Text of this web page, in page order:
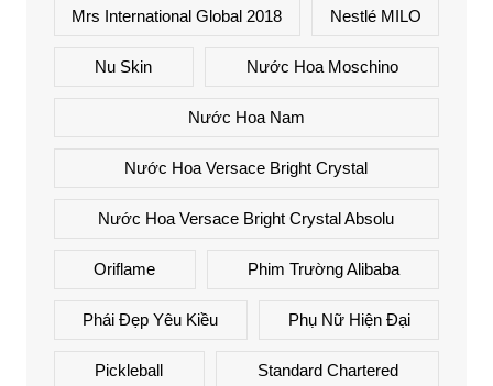
Mrs International Global 2018 Nestlé MILO
Nu Skin Nước Hoa Moschino
Nước Hoa Nam
Nước Hoa Versace Bright Crystal
Nước Hoa Versace Bright Crystal Absolu
Oriflame Phim Trường Alibaba
Phái Đẹp Yêu Kiều Phụ Nữ Hiện Đại
Pickleball Standard Chartered